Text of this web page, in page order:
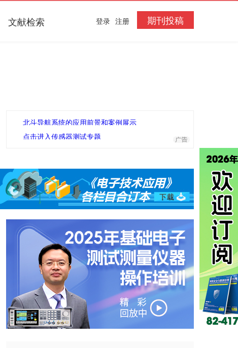
文献检索 期刊投稿
登录 注册
北斗导航系统的应用前景和案例展示
点击进入传感器测试专题